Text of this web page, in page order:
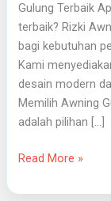
Gulung Terbaik
terbaik? Rizki
bagi kebutuhan
Kami
desain modern
Memilih Awning
adalah pilihan […]
Read More »